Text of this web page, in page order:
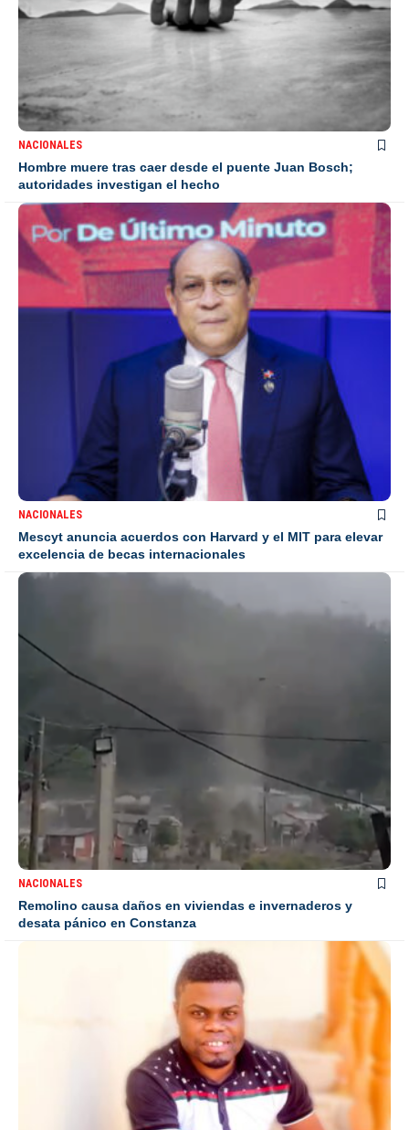
NACIONALES
Hombre muere tras caer desde el puente Juan Bosch;
autoridades investigan el hecho
NACIONALES
Mescyt anuncia acuerdos con Harvard y el MIT para elevar
excelencia de becas internacionales
NACIONALES
Remolino causa daños en viviendas e invernaderos y
desata pánico en Constanza